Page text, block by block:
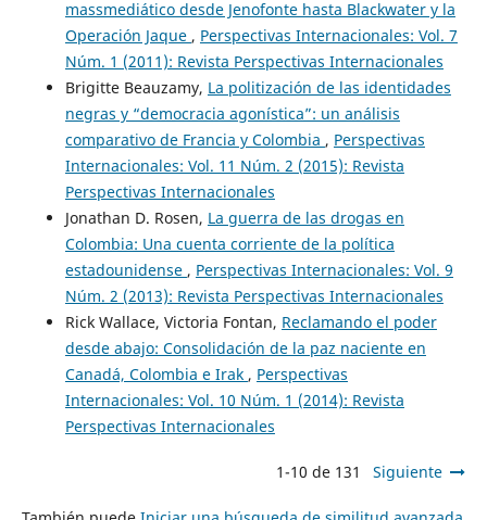
massmediático desde Jenofonte hasta Blackwater y la
Operación Jaque , Perspectivas Internacionales: Vol. 7
Núm. 1 (2011): Revista Perspectivas Internacionales
Brigitte Beauzamy, La politización de las identidades
negras y “democracia agonística”: un análisis
comparativo de Francia y Colombia , Perspectivas
Internacionales: Vol. 11 Núm. 2 (2015): Revista
Perspectivas Internacionales
Jonathan D. Rosen, La guerra de las drogas en
Colombia: Una cuenta corriente de la política
estadounidense , Perspectivas Internacionales: Vol. 9
Núm. 2 (2013): Revista Perspectivas Internacionales
Rick Wallace, Victoria Fontan, Reclamando el poder
desde abajo: Consolidación de la paz naciente en
Canadá, Colombia e Irak , Perspectivas
Internacionales: Vol. 10 Núm. 1 (2014): Revista
Perspectivas Internacionales
1-10 de 131 Siguiente